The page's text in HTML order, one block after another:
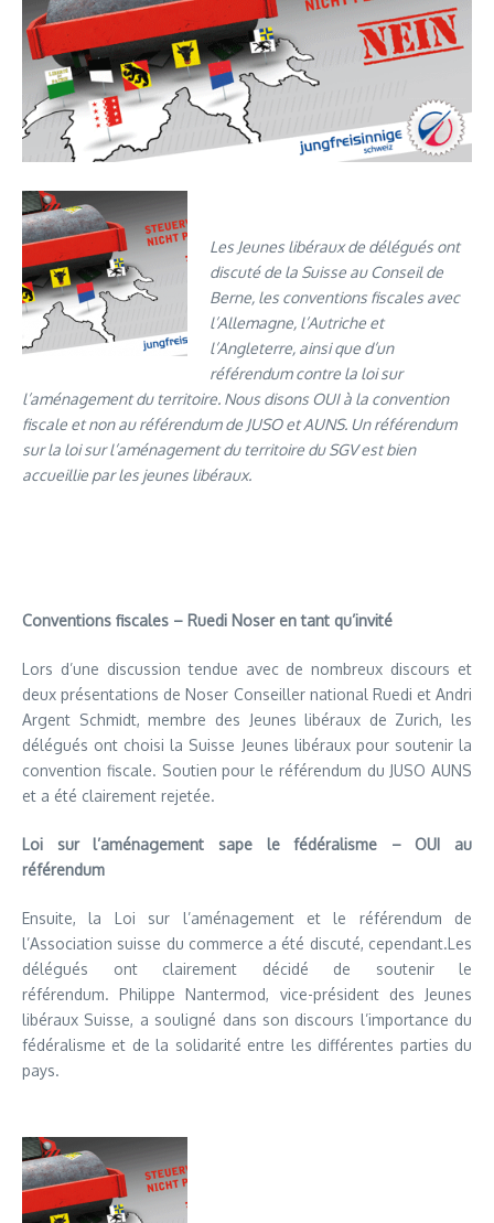
Les Jeunes libéraux de délégués ont
discuté de la Suisse au Conseil de
Berne, les conventions fiscales avec
l’Allemagne, l’Autriche et
l’Angleterre, ainsi que d’un
référendum contre la loi sur
l’aménagement du territoire. Nous disons OUI à la convention
fiscale et non au référendum de JUSO et AUNS. Un référendum
sur la loi sur l’aménagement du territoire du SGV est bien
accueillie par les jeunes libéraux.
Conventions fiscales – Ruedi Noser en tant qu’invité
Lors d’une discussion tendue avec de nombreux discours et
deux présentations de Noser Conseiller national Ruedi et Andri
Argent Schmidt, membre des Jeunes libéraux de Zurich, les
délégués ont choisi la Suisse Jeunes libéraux pour soutenir la
convention fiscale. Soutien pour le référendum du JUSO AUNS
et a été clairement rejetée.
Loi sur l’aménagement sape le fédéralisme – OUI au
référendum
Ensuite, la Loi sur l’aménagement et le référendum de
l’Association suisse du commerce a été discuté, cependant.Les
délégués ont clairement décidé de soutenir le
référendum.Philippe Nantermod, vice-président des Jeunes
libéraux Suisse, a souligné dans son discours l’importance du
fédéralisme et de la solidarité entre les différentes parties du
pays.